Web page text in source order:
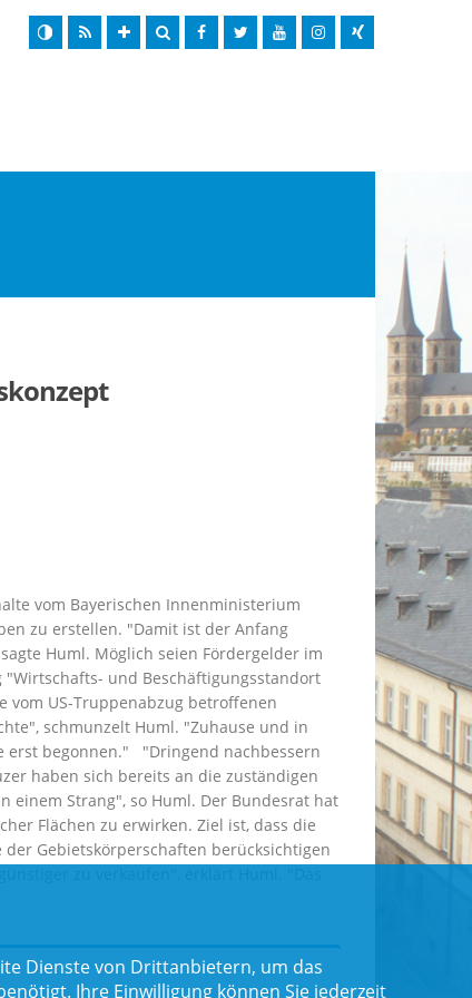
vom Bayerischen Innenministerium
zu erstellen. "Damit ist der Anfang
Huml. Möglich seien Fördergelder im
und Beschäftigungsstandort
vom US-Truppenabzug betroffenen
schmunzelt Huml. "Zuhause und in
erst begonnen." "Dringend nachbessern
haben sich bereits an die zuständigen
einem Strang", so Huml. Der Bundesrat hat
Flächen zu erwirken. Ziel ist, dass die
Gebietskörperschaften berücksichtigen
Dienste von Drittanbietern, um das
Ihre Einwilligung können Sie jederzeit